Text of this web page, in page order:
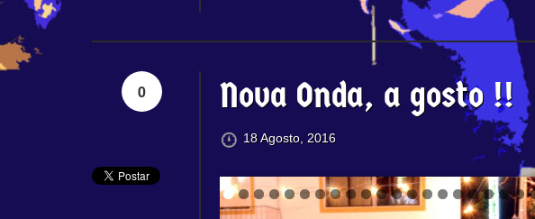
0 Nova Onda, a gosto !!
18 Agosto, 2016